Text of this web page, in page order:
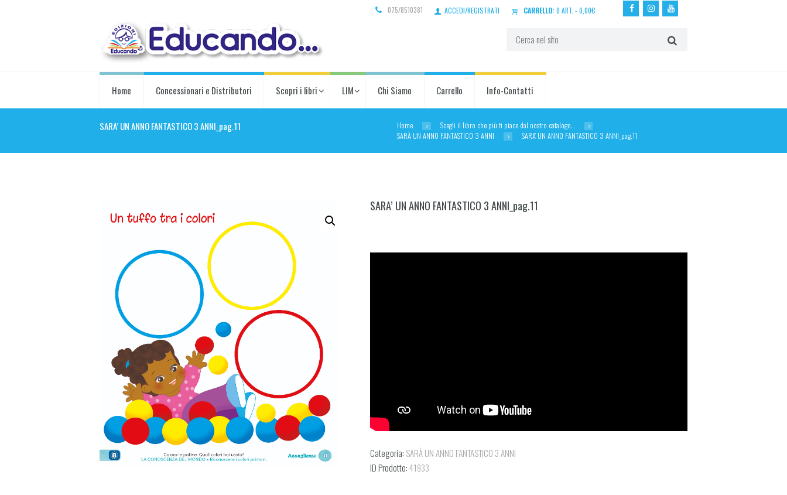
075/8510381 ACCEDI/REGISTRATI CARRELLO: 0 ART. - 0,00€
Home Concessionari e Distributori Scopri i libri LIM Chi Siamo Carrello Info-Contatti
SARA’ UN ANNO FANTASTICO 3 ANNI_pag.11 Home
Scegli il libro che più ti piace dal nostro catalogo…
SARÀ UN ANNO FANTASTICO 3 ANNI
SARA’ UN ANNO FANTASTICO 3 ANNI_pag.11
SARA’ UN ANNO FANTASTICO 3 ANNI_pag.11
Categoria: SARÀ UN ANNO FANTASTICO 3 ANNI
ID Prodotto:41933